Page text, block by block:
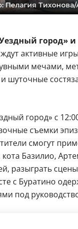
Пелагия
город»
ждут активные
мечами,
шуточные
город» с
съемки
смогут
Базилио,
разыграть
с Буратино
под